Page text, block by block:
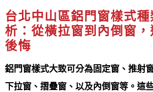
鋁門窗工程宅急便提供非人為、天災
固帶給您最完善的產品售後
專營產品項目 Our
鋁門窗工程宅急便提供台北中山區 鋁
台北中山區鋁門窗樣式
析：從橫拉窗到 內倒窗
後悔
鋁門窗樣式大致可分為固定窗、推射
下拉窗、摺疊窗、以及內倒窗等。這